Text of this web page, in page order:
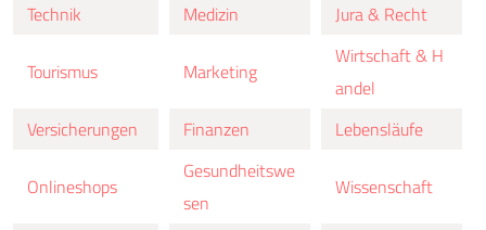
Technik Medizin Jura & Recht
Tourismus Marketing
Wirtschaft & H
andel
Versicherungen
Finanzen Lebensläufe
Onlineshops
Gesundheitswe
sen
Wissenschaft